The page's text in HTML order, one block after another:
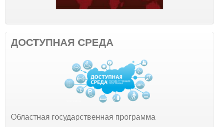
ДОСТУПНАЯ СРЕДА
Областная государственная программа